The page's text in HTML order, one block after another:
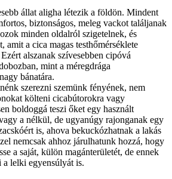
állat aligha létezik a földön. Mindent
biztonságos, meleg vackot találjanak
minden oldalról szigetelnek, és
amit a cica magas testhőmérséklete
alszanak szívesebben cipóvá
mint a méregdrága
bánatára.
szerezni szemünk fényének, nem
költeni cicabútorokra vagy
boldoggá teszi őket egy használt
a nélkül, de ugyanúgy rajonganak egy
is, ahova bekuckózhatnak a lakás
nemcsak ahhoz járulhatunk hozzá, hogy
a saját, külön magánterületét, de ennek
a lelki egyensúlyát is.